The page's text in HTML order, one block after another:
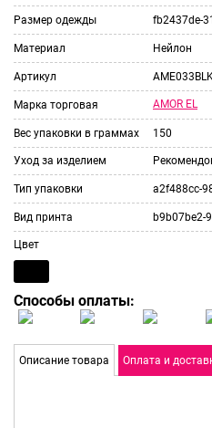
Размер одежды fb2437de-
Материал Нейлон
Артикул
Марка торговая AMOR EL
Вес упаковки в граммах 150
Уход за изделием
Тип упаковки a2f488cc-
Вид принта b9b07be2-
Цвет
Способы оплаты:
Описание товара Оплата и